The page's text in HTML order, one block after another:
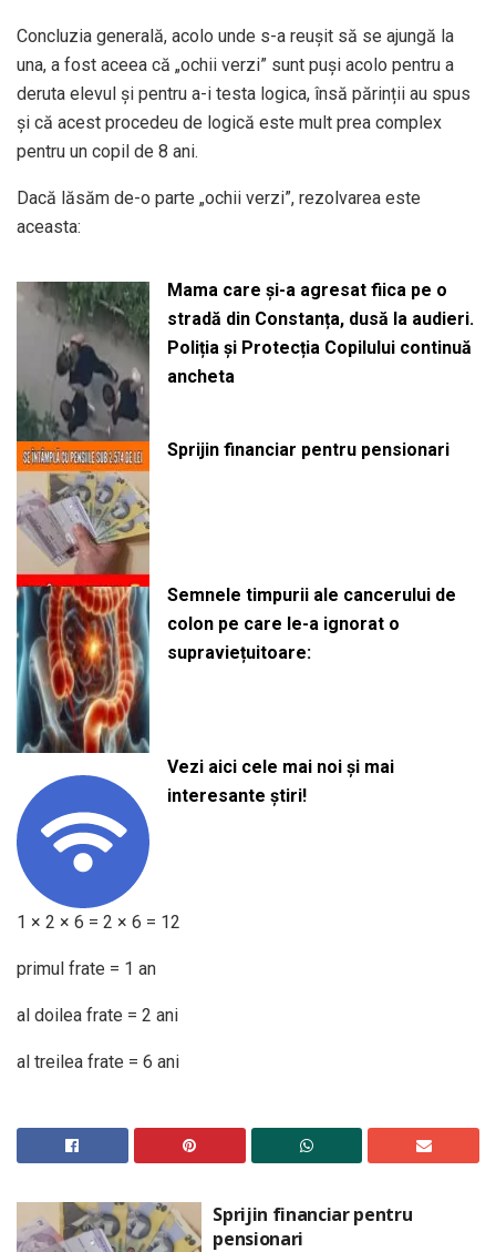
Concluzia generală, acolo unde s-a reușit să se ajungă la
una, a fost aceea că „ochii verzi” sunt puși acolo pentru a
deruta elevul și pentru a-i testa logica, însă părinții au spus
și că acest procedeu de logică este mult prea complex
pentru un copil de 8 ani.
Dacă lăsăm de-o parte „ochii verzi”, rezolvarea este
aceasta:
Mama care și-a agresat fiica pe o
stradă din Constanța, dusă la audieri.
Poliția și Protecția Copilului continuă
ancheta
Sprijin financiar pentru pensionari
Semnele timpurii ale cancerului de
colon pe care le-a ignorat o
supraviețuitoare:
Vezi aici cele mai noi și mai
interesante știri!
1 × 2 × 6 = 2 × 6 = 12
primul frate = 1 an
al doilea frate = 2 ani
al treilea frate = 6 ani
Sprijin financiar pentru
pensionari